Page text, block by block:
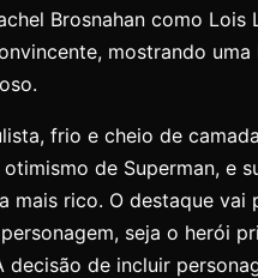
Brosnahan como Lois
mostrando
frio e cheio de
de Superman, e
rico. O destaque vai
seja o herói
de incluir